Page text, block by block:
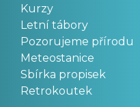
Kurzy
Letní tábory
Pozorujeme přírodu
Meteostanice
Sbírka propisek
Retrokoutek